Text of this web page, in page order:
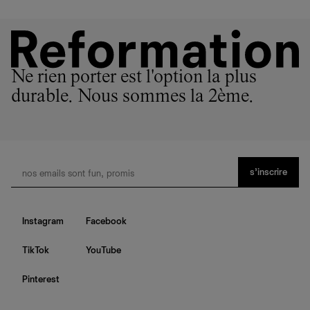
Ne rien porter est l'option la plus
durable. Nous sommes la 2ème.
s’inscrire
Instagram Facebook
TikTok YouTube
Pinterest